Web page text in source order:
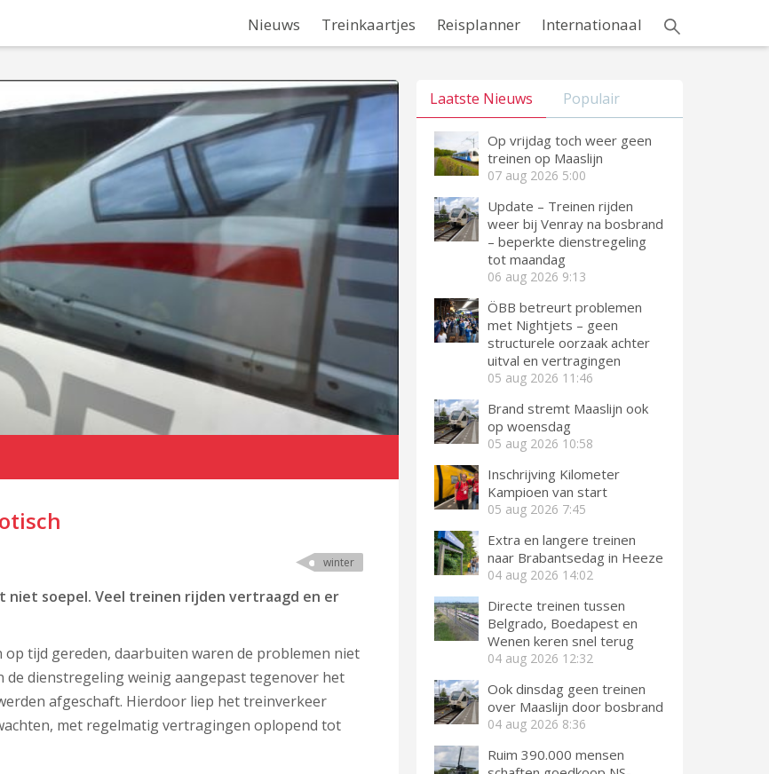
Nieuws Treinkaartjes Reisplanner Internationaal
winter
soepel. Veel treinen rijden vertraagd en er
tijd gereden, daarbuiten waren de problemen niet
de dienstregeling weinig aangepast tegenover het
afgeschaft. Hierdoor liep het treinverkeer
met regelmatig vertragingen oplopend tot
Laatste Nieuws Populair
Op vrijdag toch weer geen
treinen op Maaslijn
07 aug 2026 5:00
Update – Treinen rijden
weer bij Venray na bosbrand
– beperkte dienstregeling
tot maandag
06 aug 2026 9:13
ÖBB betreurt problemen
met Nightjets – geen
structurele oorzaak achter
uitval en vertragingen
05 aug 2026 11:46
Brand stremt Maaslijn ook
op woensdag
05 aug 2026 10:58
Inschrijving Kilometer
Kampioen van start
05 aug 2026 7:45
Extra en langere treinen
naar Brabantsedag in Heeze
04 aug 2026 14:02
Directe treinen tussen
Belgrado, Boedapest en
Wenen keren snel terug
04 aug 2026 12:32
Ook dinsdag geen treinen
over Maaslijn door bosbrand
04 aug 2026 8:36
Ruim 390.000 mensen